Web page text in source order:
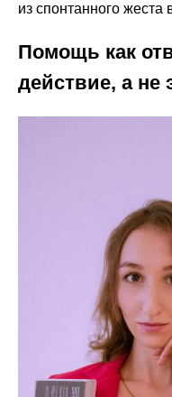
из спонтанного
Помощь как
действие, а не